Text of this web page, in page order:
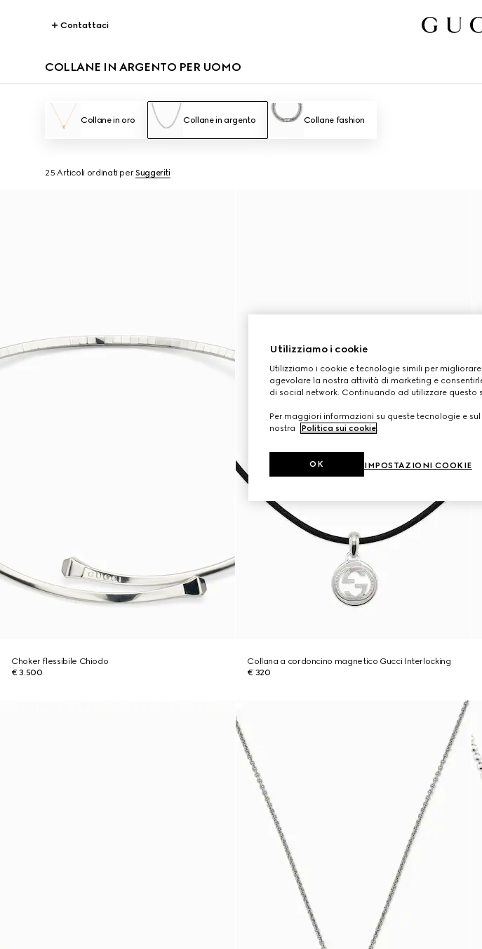
Contattaci
COLLANE IN ARGENTO PER UOMO
Collane in oro Collane in argento Collane fashion
25 Articoli ordinati perSuggeriti
Choker flessibile Chiodo
€ 3.500
Collana a cordoncino magnetico Gucci Interlocking
€ 320
Utilizziamo i cookie
Utilizziamo i cookie e tecnologie simili per
agevolare la nostra attività di marketing e
di social network. Continuando ad utilizzare
Per maggiori informazioni su queste tecnologie e
nostra
Politica sui cookie.
IMPOSTAZIONI COOKIE
OK